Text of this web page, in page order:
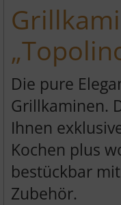
Die pure
Grillkaminen.
Ihnen
Kochen plus
bestückbar
Zubehör.